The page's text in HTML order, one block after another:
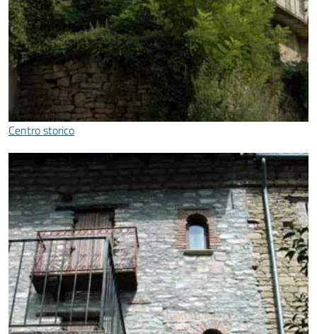
Centro storico